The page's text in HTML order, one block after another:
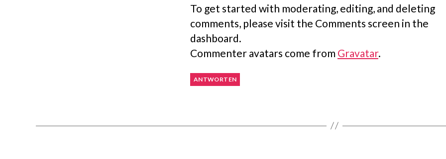
To get started with moderating, editing, and deleting
comments, please visit the Comments screen in the
dashboard.
Commenter avatars come from Gravatar.
ANTWORTEN